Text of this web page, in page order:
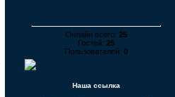
Онлайн всего: 25
Гостей: 25
Пользователей: 0
Наша ссылка